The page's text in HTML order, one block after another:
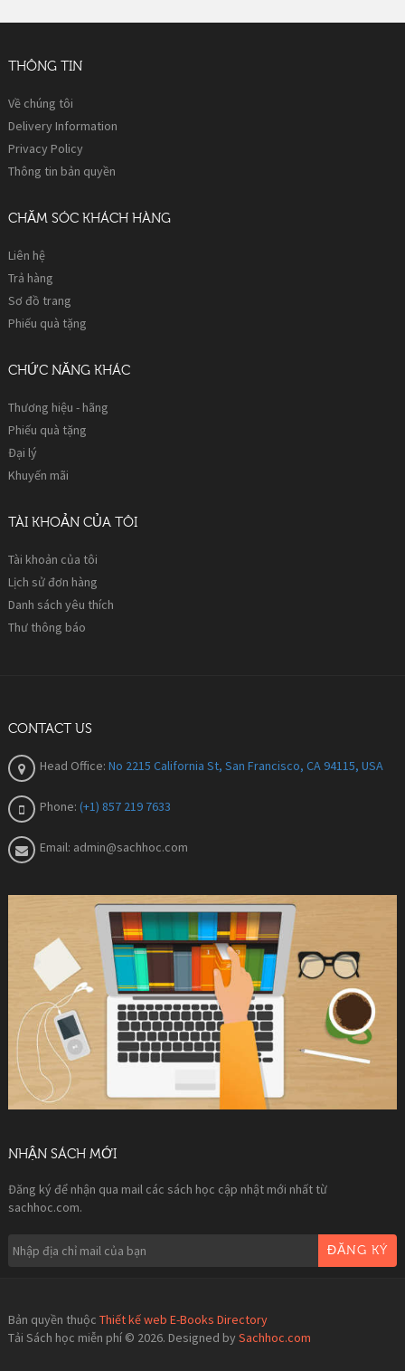
THÔNG TIN
Về chúng tôi
Delivery Information
Privacy Policy
Thông tin bản quyền
CHĂM SÓC KHÁCH HÀNG
Liên hệ
Trả hàng
Sơ đồ trang
Phiếu quà tặng
CHỨC NĂNG KHÁC
Thương hiệu - hãng
Phiếu quà tặng
Đại lý
Khuyến mãi
TÀI KHOẢN CỦA TÔI
Tài khoản của tôi
Lịch sử đơn hàng
Danh sách yêu thích
Thư thông báo
CONTACT US
Head Office: No 2215 California St, San Francisco, CA 94115, USA
Phone: (+1) 857 219 7633
Email: admin@sachhoc.com
NHẬN SÁCH MỚI
Đăng ký để nhận qua mail các sách học cập nhật mới nhất từ
sachhoc.com.
ĐĂNG KÝ
Bản quyền thuộc Thiết kế web E-Books Directory
Tải Sách học miễn phí © 2026. Designed by Sachhoc.com